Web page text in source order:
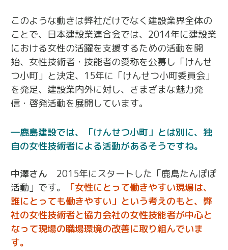
このような動きは弊社だけでなく建設業界全体の
ことで、日本建設業連合会では、2014年に建設業
における女性の活躍を支援するための活動を開
始、女性技術者・技能者の愛称を公募し「けんせ
つ小町」と決定、15年に「けんせつ小町委員会」
を発足、建設業内外に対し、さまざまな魅力発
信・啓発活動を展開しています。
鹿島建設では、「けんせつ小町」とは別に、独
自の女性技術者による活動があるそうですね。
中澤さん
2015年にスタートした「鹿島たんぽぽ
活動」です。
「女性にとって働きやすい現場は、
誰にとっても働きやすい」という考えのもと、弊
社の女性技術者と協力会社の女性技能者が中心と
なって現場の職場環境の改善に取り組んでいま
す。